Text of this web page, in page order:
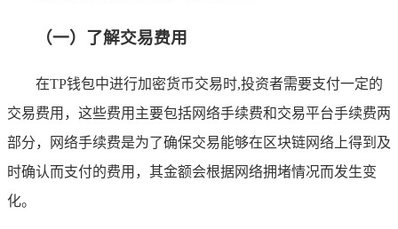
（一）了解交易费用
在TP钱包中进行加密货币交易时,投资者需要支付一定的
交易费用，这些费用主要包括网络手续费和交易平台手续费两
部分，网络手续费是为了确保交易能够在区块链网络上得到及
时确认而支付的费用，其金额会根据网络拥堵情况而发生变
化。